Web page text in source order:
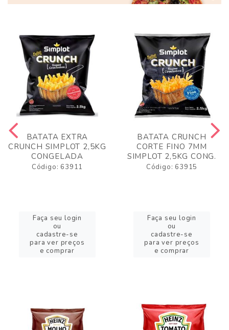
BATATA EXTRA
CRUNCH SIMPLOT 2,5KG
CONGELADA
Código: 63911
Faça seu login
ou
cadastre-se
para ver preços
e comprar
BATATA CRUNCH
CORTE FINO 7MM
SIMPLOT 2,5KG CONG.
Código: 63915
Faça seu login
ou
cadastre-se
para ver preços
e comprar